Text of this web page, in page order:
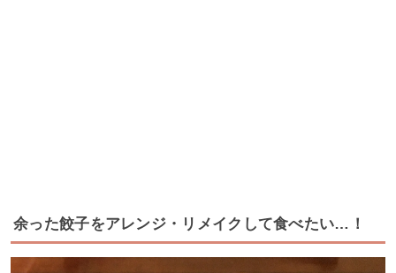
余った餃子をアレンジ・リメイクして食べたい…！